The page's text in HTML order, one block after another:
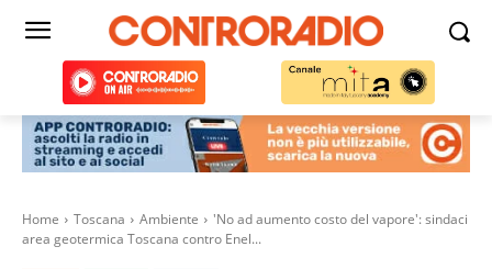
Home Toscana Ambiente
'No ad aumento costo del vapore': sindaci
area geotermica Toscana contro Enel...